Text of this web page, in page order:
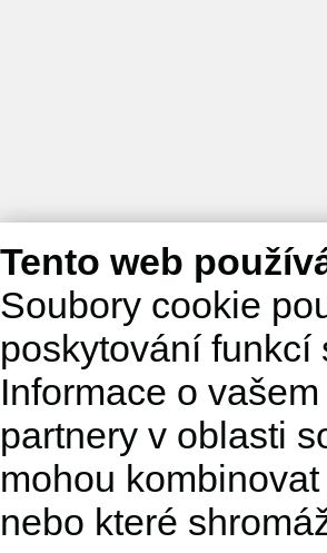
Tento web
Soubory cookie
poskytování
Informace o
partnery v oblasti
mohou
nebo které